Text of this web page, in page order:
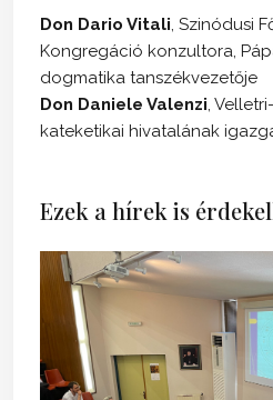
Don Dario Vitali, Szinódusi
Kongregáció konzultora,
dogmatika tanszékvezetője
Don Daniele Valenzi,
kateketikai hivatalának
Ezek a hírek is